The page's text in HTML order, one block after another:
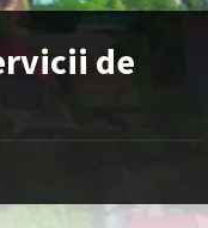
de